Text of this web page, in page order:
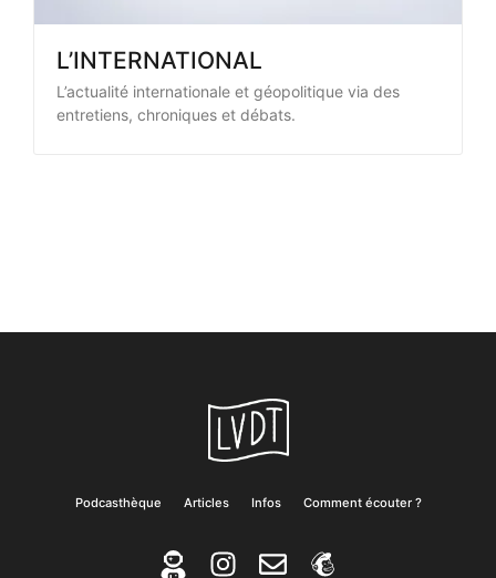
L’INTERNATIONAL
L’actualité internationale et géopolitique via des
entretiens, chroniques et débats.
Podcasthèque Articles Infos Comment écouter ?